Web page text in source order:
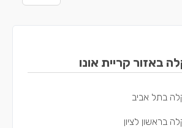
באזור קריית אונו
בתל אביב
בראשון לציון